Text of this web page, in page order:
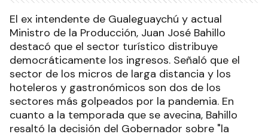
El ex intendente de Gualeguaychú y actual
Ministro de la Producción, Juan José Bahillo
destacó que el sector turístico distribuye
democráticamente los ingresos. Señaló que el
sector de los micros de larga distancia y los
hoteleros y gastronómicos son dos de los
sectores más golpeados por la pandemia. En
cuanto a la temporada que se avecina, Bahillo
resaltó la decisión del Gobernador sobre "la